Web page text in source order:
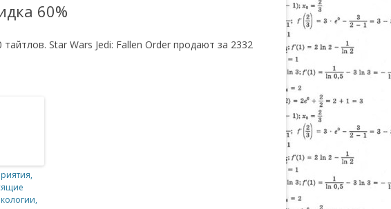
60%
Star Wars Jedi: Fallen Order продают за 2332